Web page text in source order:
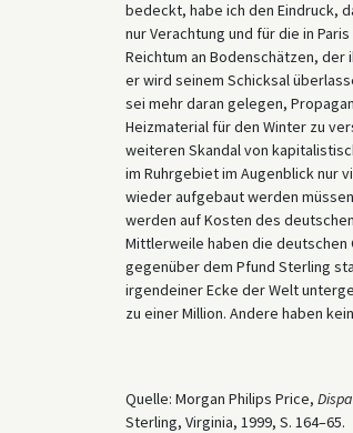
bedeckt, habe ich den Eindruck,
nur Verachtung und für die in
Reichtum an Bodenschätzen, der
er wird seinem Schicksal
sei mehr daran gelegen,
Heizmaterial für den Winter zu
weiteren Skandal von
im Ruhrgebiet im Augenblick nur
wieder aufgebaut werden
werden auf Kosten des
Mittlerweile haben die deutschen
gegenüber dem Pfund Sterling
irgendeiner Ecke der Welt
zu einer Million. Andere haben
Quelle: Morgan Philips Price,
Sterling, Virginia, 1999, S. 164–65.